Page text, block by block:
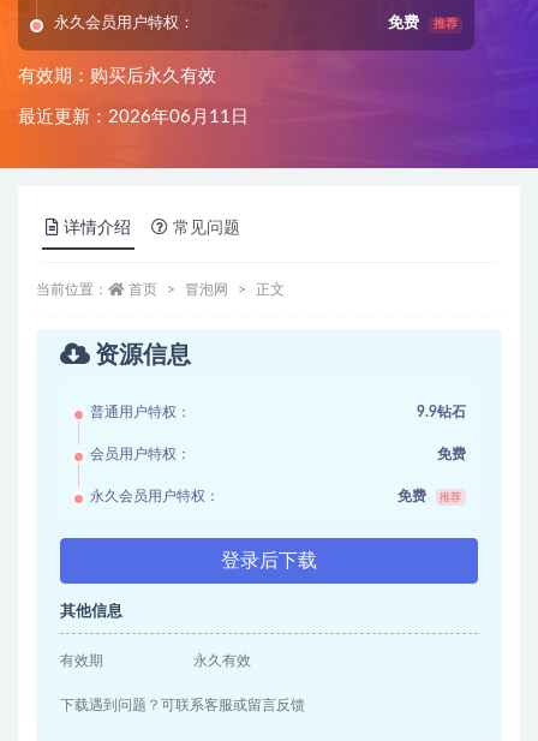
永久会员用户特权： 免费 推荐
有效期：购买后永久有效
最近更新：2026年06月11日
详情介绍 常见问题
当前位置： 首页 冒泡网 正文
资源信息
普通用户特权： 9.9钻石
会员用户特权： 免费
永久会员用户特权： 免费 推荐
登录后下载
其他信息
有效期 永久有效
下载遇到问题？可联系客服或留言反馈